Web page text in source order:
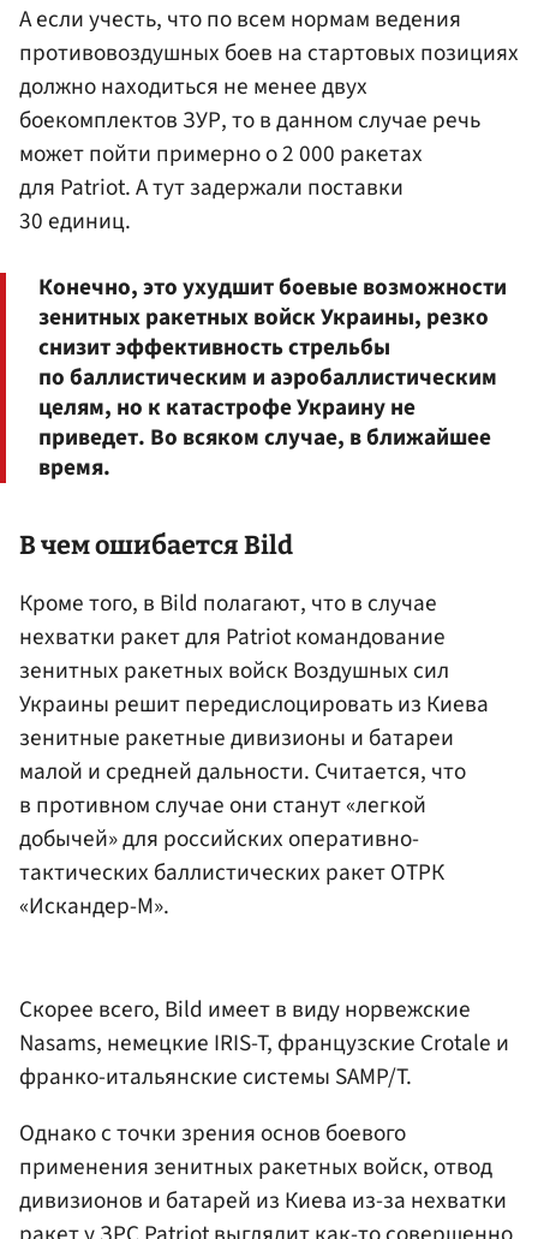
А если учесть, что по всем нормам ведения
противовоздушных боев на стартовых позициях
должно находиться не менее двух
боекомплектов ЗУР, то в данном случае речь
может пойти примерно о 2 000 ракетах
для Patriot. А тут задержали поставки
30 единиц.
Конечно, это ухудшит боевые возможности
зенитных ракетных войск Украины, резко
снизит эффективность стрельбы
по баллистическим и аэробаллистическим
целям, но к катастрофе Украину не
приведет. Во всяком случае, в ближайшее
время.
В чем ошибается Bild
Кроме того, в Bild полагают, что в случае
нехватки ракет для Patriot командование
зенитных ракетных войск Воздушных сил
Украины решит передислоцировать из Киева
зенитные ракетные дивизионы и батареи
малой и средней дальности. Считается, что
в противном случае они станут «легкой
добычей» для российских оперативно-
тактических баллистических ракет ОТРК
«Искандер-М».
Скорее всего, Bild имеет в виду норвежские
Nasams, немецкие IRIS-T, французские Crotale и
франко-итальянские системы SAMP/T.
Однако с точки зрения основ боевого
применения зенитных ракетных войск, отвод
дивизионов и батарей из Киева из-за нехватки